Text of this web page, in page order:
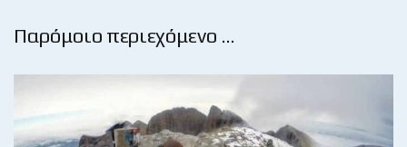
Παρόμοιο περιεχόμενο …